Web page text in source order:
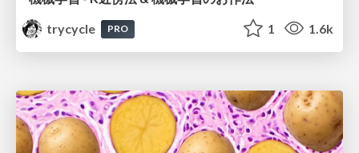
trycycle
PRO 1 1.6k